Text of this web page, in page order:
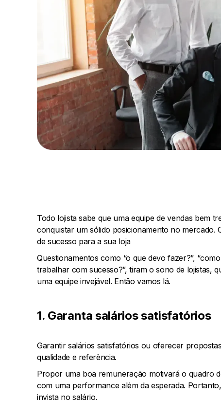
Todo lojista sabe que uma equipe de vendas bem
conquistar um sólido posicionamento no mercado.
de sucesso para a sua loja
Questionamentos como “o que devo fazer?”,
trabalhar com sucesso?”, tiram o sono de lojistas,
uma equipe invejável. Então vamos lá.
1. Garanta salários satisfatórios
Garantir salários satisfatórios ou oferecer
qualidade e referência.
Propor uma boa remuneração motivará o quadro
com uma performance além da esperada.
invista no salário.